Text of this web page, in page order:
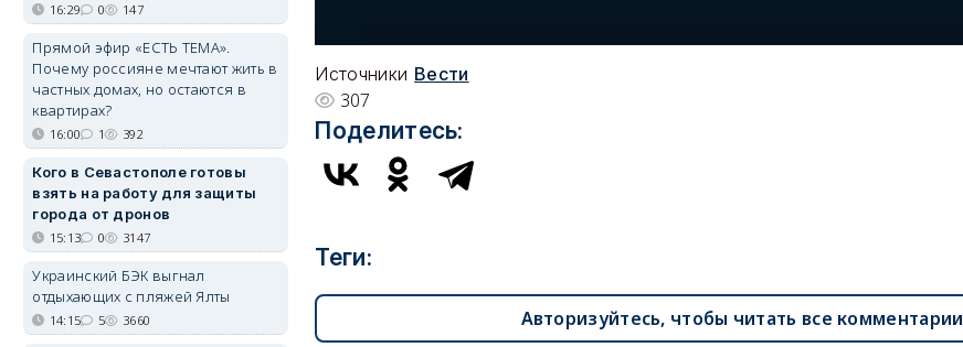
Источники Вести
307
Поделитесь:
Теги:
Авторизуйтесь, чтобы читать все комментарии
16:29 0 147
Прямой эфир «ЕСТЬ ТЕМА».
Почему россияне мечтают жить в
частных домах, но остаются в
квартирах?
16:00 1 392
Кого в Севастополе готовы
взять на работу для защиты
города от дронов
15:13 0 3147
Украинский БЭК выгнал
отдыхающих с пляжей Ялты
14:15 5 3660